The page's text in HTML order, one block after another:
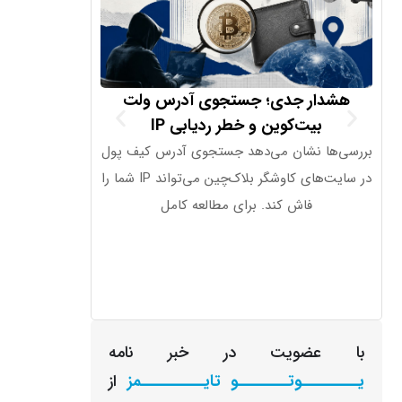
هشدار جدی؛ جستجوی آدرس ولت
بیت‌کوین و خطر ردیابی IP
بررسی‌ها نشان می‌دهد جستجوی آدرس کیف پول
در سایت‌های کاوشگر بلاک‌چین می‌تواند IP شما را
فاش کند. برای مطالعه کامل
با عضویت در خبر نامه
یـــــــــوتــــــــو تایــــــــــمز از